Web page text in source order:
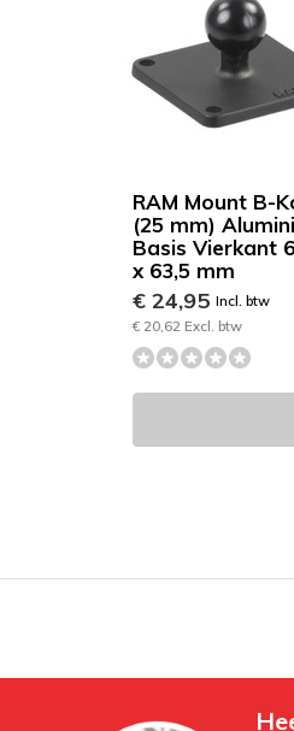
RAM Mount B-
(25 mm)
Basis Vierkant
x 63,5 mm
€ 24,95 Incl. btw
€ 20,62 Excl. btw